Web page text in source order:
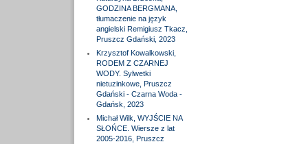
GODZINA BERGMANA,
tłumaczenie na język
angielski Remigiusz Tkacz,
Pruszcz Gdański, 2023
Krzysztof Kowalkowski,
RODEM Z CZARNEJ
WODY. Sylwetki
nietuzinkowe, Pruszcz
Gdański - Czarna Woda -
Gdańsk, 2023
Michał Wilk, WYJŚCIE NA
SŁOŃCE. Wiersze z lat
2005-2016, Pruszcz